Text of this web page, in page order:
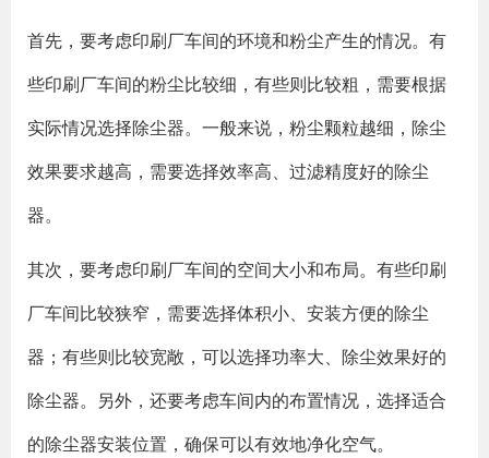
首先，要考虑印刷厂车间的环境和粉尘产生的情况。有
些印刷厂车间的粉尘比较细，有些则比较粗，需要根据
实际情况选择除尘器。一般来说，粉尘颗粒越细，除尘
效果要求越高，需要选择效率高、过滤精度好的除尘
器。
其次，要考虑印刷厂车间的空间大小和布局。有些印刷
厂车间比较狭窄，需要选择体积小、安装方便的除尘
器；有些则比较宽敞，可以选择功率大、除尘效果好的
除尘器。另外，还要考虑车间内的布置情况，选择适合
的除尘器安装位置，确保可以有效地净化空气。